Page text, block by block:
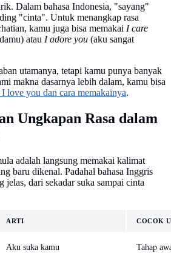
Dalam bahasa Indonesia, "sayang"
"cinta". Untuk menangkap rasa
kamu juga bisa memakai I care
atau I adore you (aku sangat
utamanya, tetapi kamu punya banyak
makna dasarnya lebih dalam, kamu bisa
love you dan cara memakainya.
Ungkapan Rasa dalam
adalah langsung memakai kalimat
baru dikenal. Padahal bahasa Inggris
jelas, dari sekadar suka sampai cinta
ARTI COCOK
Aku suka kamu Tahap